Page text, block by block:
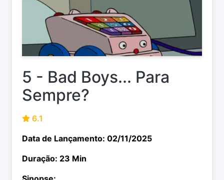
5 - Bad Boys... Para
Sempre?
6.1
Data de Lançamento: 02/11/2025
Duração: 23 Min